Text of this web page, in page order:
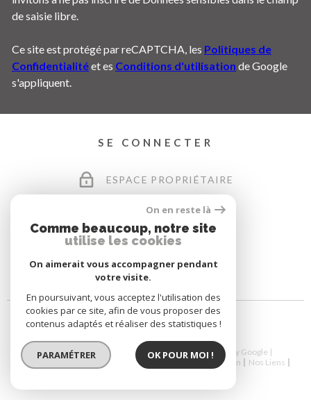
de saisie libre.
Ce site est protégé par reCAPTCHA, les Politiques de
Confidentialitéet es Conditions d'utilisation de Google
s'appliquent.
SE CONNECTER
ESPACE PROPRIÉTAIRE
© 2026 | Tous droits réservés | Traduction powered by Google |
Nos Honoraires
Plan Du Site Admin
Nos Liens
On en reste là
Comme beaucoup, notre site
utilise les cookies
On aimerait vous accompagner pendant
votre visite.
En poursuivant, vous acceptez l'utilisation des
cookies par ce site, afin de vous proposer des
contenus adaptés et réaliser des statistiques !
PARAMÉTRER OK POUR MOI !